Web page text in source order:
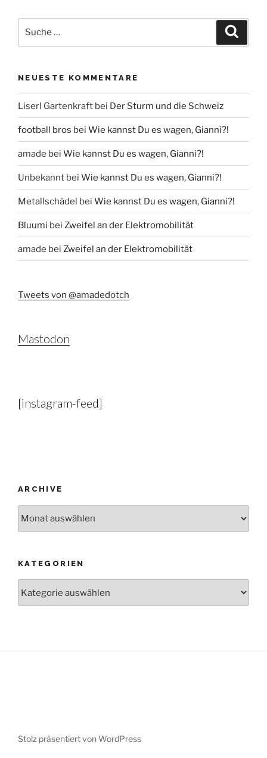
nach:
NEUESTE KOMMENTARE
Liserl Gartenkraft bei Der Sturm und die Schweiz
football bros bei Wie kannst Du es wagen, Gianni?!
amade bei Wie kannst Du es wagen, Gianni?!
Unbekannt bei Wie kannst Du es wagen, Gianni?!
Metallschädel bei Wie kannst Du es wagen, Gianni?!
Bluumi bei Zweifel an der Elektromobilität
amade bei Zweifel an der Elektromobilität
Tweets von @amadedotch
Mastodon
[instagram-feed]
ARCHIVE
KATEGORIEN
Stolz präsentiert von WordPress